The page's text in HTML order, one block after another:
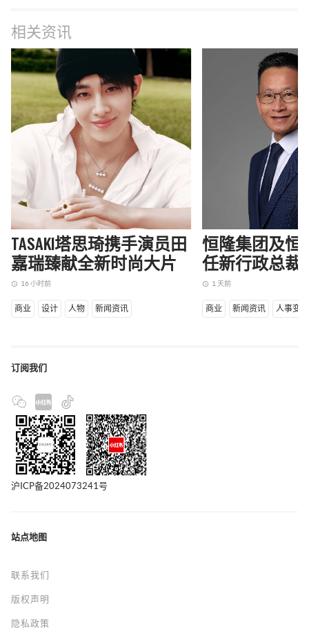
相关资讯
TASAKI塔思琦携手演员田
嘉瑞臻献全新时尚大片
access_time 16 小时前
商业 设计 人物 新闻资讯
恒隆集团及恒
任新行政总裁
access_time 1 天前
商业 新闻资讯 人事变动
订阅我们
沪ICP备2024073241号
站点地图
联系我们
版权声明
隐私政策